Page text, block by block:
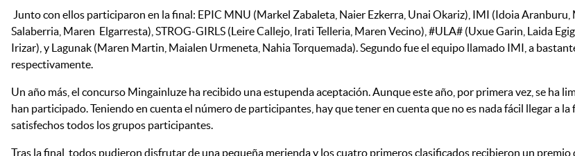
Junto con ellos participaron en la final: EPIC MNU (Markel Zabaleta, Naier Ezkerra, Unai Okariz), IMI (Idoia
Salaberria, Maren Elgarresta), STROG-GIRLS (Leire Callejo, Irati Telleria, Maren Vecino), #ULA# (Uxue Garin, Laida
Irizar), y Lagunak (Maren Martin, Maialen Urmeneta, Nahia Torquemada). Segundo fue el equipo llamado IMI, a
respectivamente.
Un año más, el concurso Mingainluze ha recibido una estupenda aceptación. Aunque este año, por primera vez, se ha
han participado. Teniendo en cuenta el número de participantes, hay que tener en cuenta que no es nada fácil llegar a
satisfechos todos los grupos participantes.
Tras la final, todos pudieron disfrutar de una pequeña merienda y los cuatro primeros clasificados recibieron un